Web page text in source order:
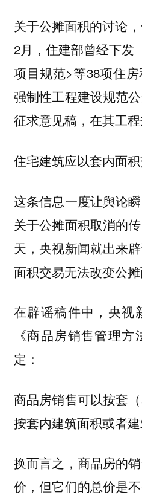
关于公摊面积的讨论
2月，住建部曾经下发
项目规范>等38项住
强制性工程建设规范
征求意见稿，在其工
住宅建筑应以套内面积
这条信息一度让舆论
关于公摊面积取消的
天，央视新闻就出来
面积交易无法改变公摊
在辟谣稿件中，央视
《商品房销售管理
定：
商品房销售可以按套
按套内建筑面积或者建
换而言之，商品房的
价，但它们的总价是